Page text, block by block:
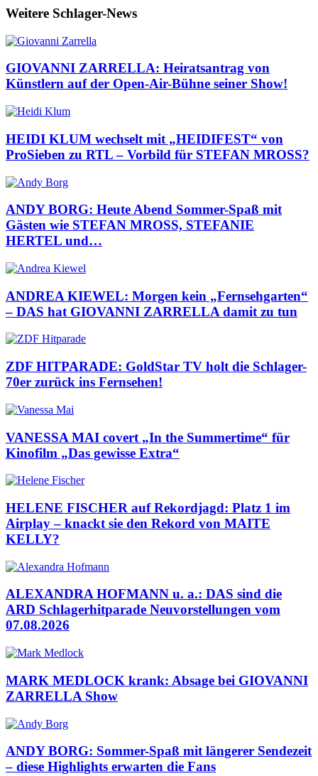
Weitere Schlager-News
GIOVANNI ZARRELLA: Heiratsantrag von
Künstlern auf der Open-Air-Bühne seiner Show!
HEIDI KLUM wechselt mit „HEIDIFEST“ von
ProSieben zu RTL – Vorbild für STEFAN MROSS?
ANDY BORG: Heute Abend Sommer-Spaß mit
Gästen wie STEFAN MROSS, STEFANIE
HERTEL und…
ANDREA KIEWEL: Morgen kein „Fernsehgarten“
– DAS hat GIOVANNI ZARRELLA damit zu tun
ZDF HITPARADE: GoldStar TV holt die Schlager-
70er zurück ins Fernsehen!
VANESSA MAI covert „In the Summertime“ für
Kinofilm „Das gewisse Extra“
HELENE FISCHER auf Rekordjagd: Platz 1 im
Airplay – knackt sie den Rekord von MAITE
KELLY?
ALEXANDRA HOFMANN u. a.: DAS sind die
ARD Schlagerhitparade Neuvorstellungen vom
07.08.2026
MARK MEDLOCK krank: Absage bei GIOVANNI
ZARRELLA Show
ANDY BORG: Sommer-Spaß mit längerer Sendezeit
– diese Highlights erwarten die Fans